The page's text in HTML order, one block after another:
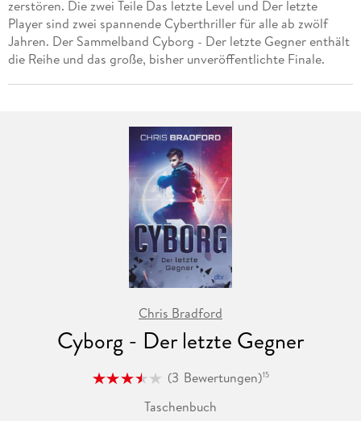
zerstören. Die zwei Teile Das letzte Level und Der letzte
Player sind zwei spannende Cyberthriller für alle ab zwölf
Jahren. Der Sammelband Cyborg - Der letzte Gegner enthält
die Reihe und das große, bisher unveröffentlichte Finale.
Chris Bradford
Cyborg - Der letzte Gegner
(3 Bewertungen)15
Taschenbuch